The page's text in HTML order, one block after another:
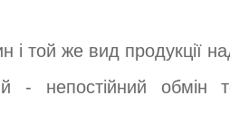
той же вид продукції
- непостійний обмін